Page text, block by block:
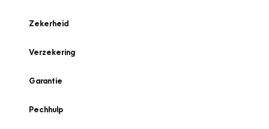
Zekerheid
Verzekering
Garantie
Pechhulp